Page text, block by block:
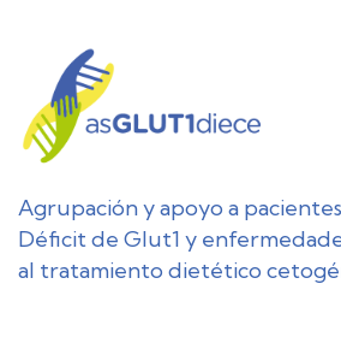
Agrupación y apoyo a
Déficit de Glut1 y
al tratamiento dietético